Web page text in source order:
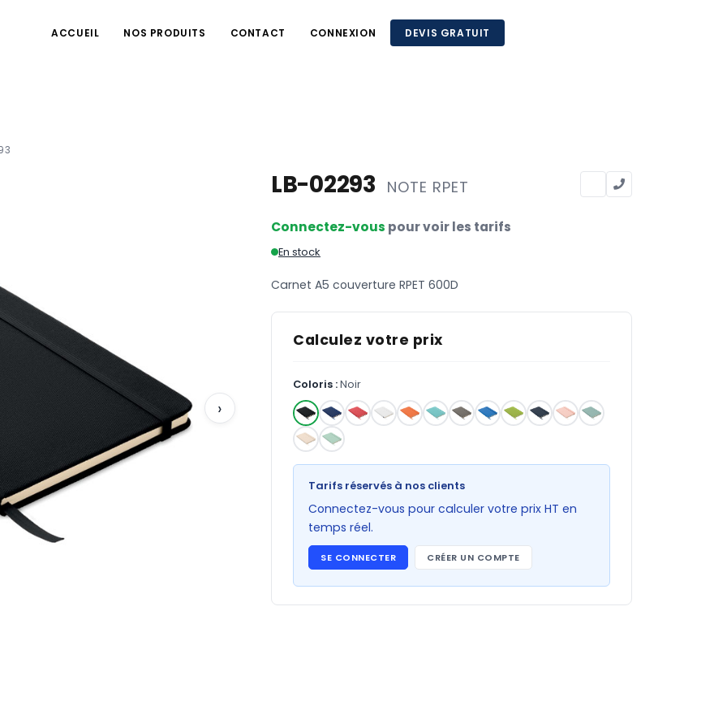
ACCUEIL NOS PRODUITS CONTACT CONNEXION DEVIS GRATUIT
›
LB-02293 NOTE RPET
Connectez-vous pour voir les tarifs
En stock
Carnet A5 couverture RPET 600D
Calculez votre prix
Coloris :Noir
✓
Tarifs réservés à nos clients
Connectez-vous pour calculer votre prix HT en
temps réel.
SE CONNECTER CRÉER UN COMPTE